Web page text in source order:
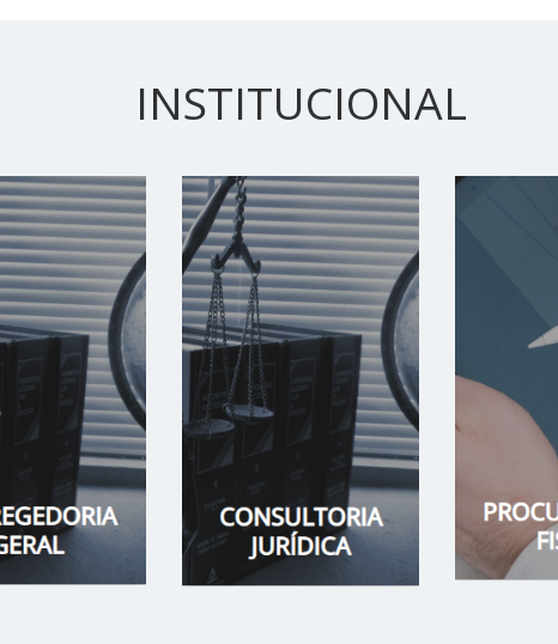
INSTITUCIONAL